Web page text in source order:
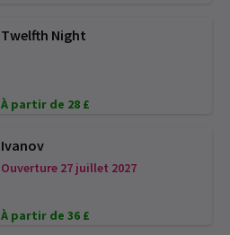
Twelfth Night
À partir de 28 £
Ivanov
Ouverture 27 juillet 2027
À partir de 36 £